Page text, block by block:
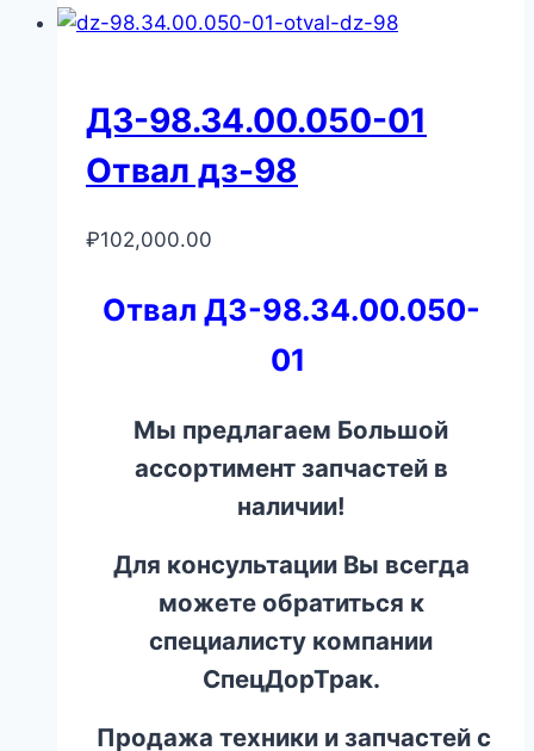
ДЗ-98.34.00.050-01
Отвал дз-98
₽102,000.00
Отвал ДЗ-98.34.00.050-
01
Мы предлагаем Большой
ассортимент запчастей в
наличии!
Для консультации Вы всегда
можете обратиться к
специалисту компании
СпецДорТрак.
Продажа техники и запчастей с